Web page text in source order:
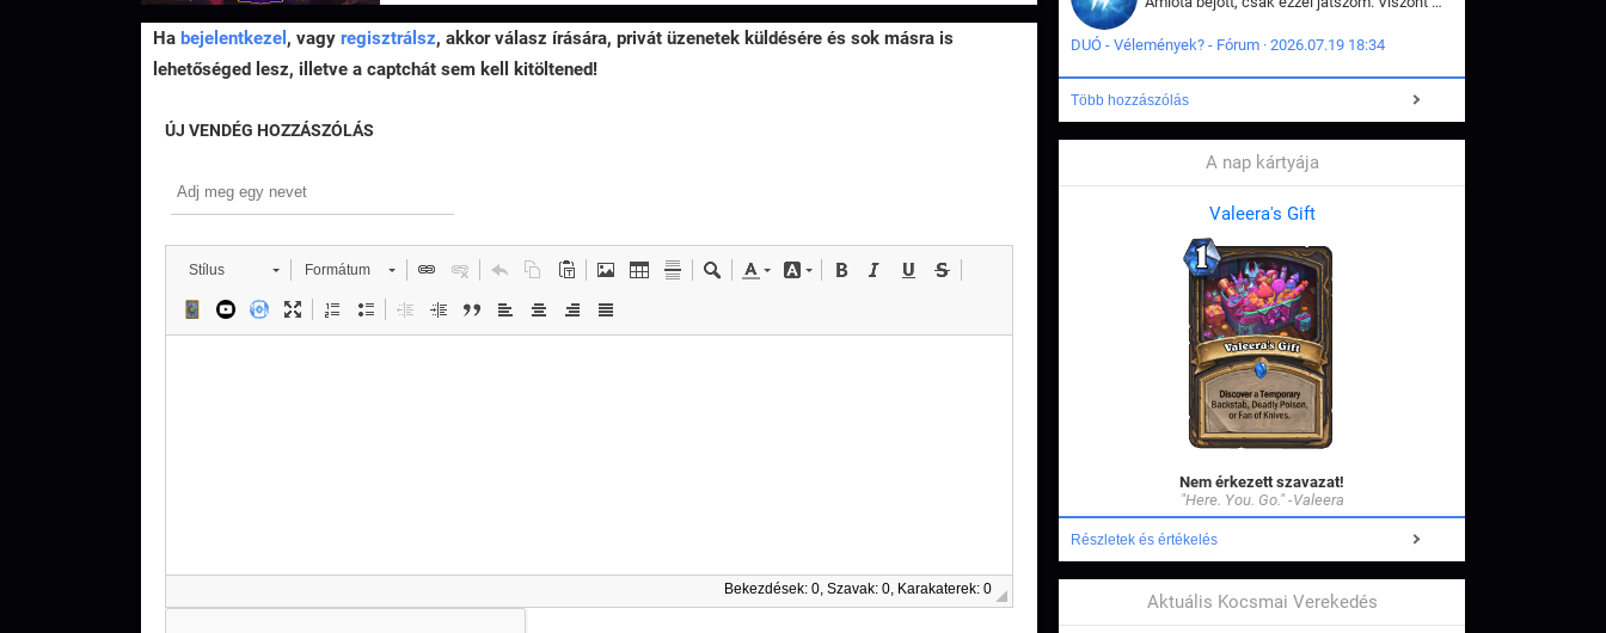
Ha bejelentkezel , vagy regisztrálsz, akkor válasz írására, privát üzenetek küldésére és sok másra is
lehetőséged lesz, illetve a captchát sem kell kitöltened!
ÚJ VENDÉG HOZZÁSZÓLÁS
Stílus Formátum
Bekezdések: 0, Szavak: 0, Karakaterek: 0
DUÓ - Vélemények? - Fórum · 2026.07.19 18:34
Több hozzászólás
A nap kártyája
Valeera's Gift
Nem érkezett szavazat!
"Here. You. Go." -Valeera
Részletek és értékelés
Aktuális Kocsmai Verekedés